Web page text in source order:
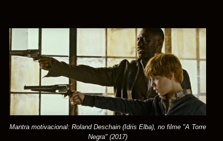
Mantra motivacional: Roland Deschain (Idris Elba), no filme "A Torre
Negra" (2017)